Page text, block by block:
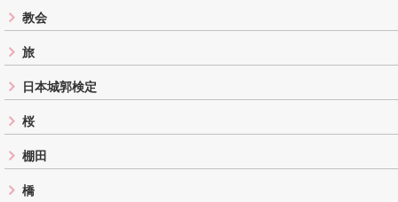
教会
旅
日本城郭検定
桜
棚田
橋